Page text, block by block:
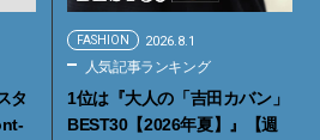
タ
FASHION 2026.8.1
人気記事ランキング
1位は『大人の「吉田カバン」
BEST30【2026年夏】』【週